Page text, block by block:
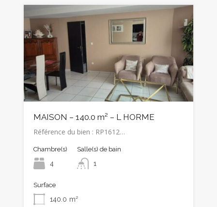
MAISON – 140.0 m² – L HORME
Référence du bien : RP1612…
Chambre(s)
4
Salle(s) de bain
1
Surface
140.0 m²